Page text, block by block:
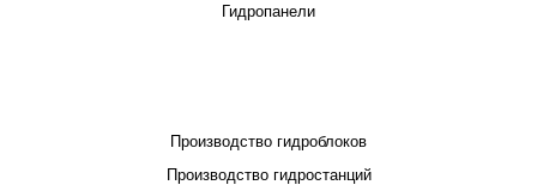
Гидропанели
Производство гидроблоков
Производство гидростанций